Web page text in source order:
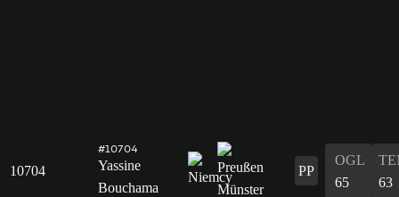
10704
#10704
Yassine
Bouchama
PP
OGL
65
63